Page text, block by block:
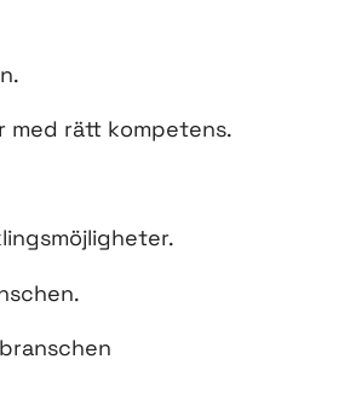
rätt kompetens.